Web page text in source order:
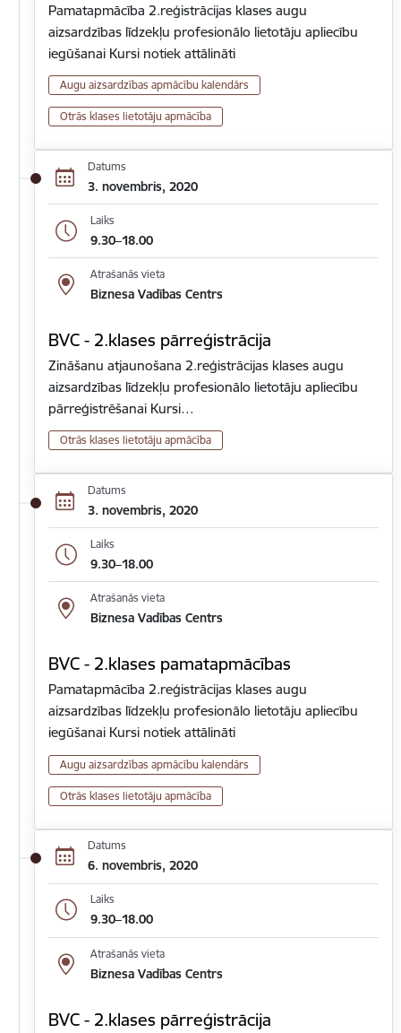
Pamatapmācība 2.reģistrācijas klases augu
aizsardzības līdzekļu profesionālo lietotāju apliecību
iegūšanai Kursi notiek attālināti
Augu aizsardzības apmācību kalendārs
Otrās klases lietotāju apmācība
Datums
3. novembris, 2020
Laiks
9.30–18.00
Atrašanās vieta
Biznesa Vadības Centrs
BVC - 2.klases pārreģistrācija
Zināšanu atjaunošana 2.reģistrācijas klases augu
aizsardzības līdzekļu profesionālo lietotāju apliecību
pārreģistrēšanai Kursi…
Otrās klases lietotāju apmācība
Datums
3. novembris, 2020
Laiks
9.30–18.00
Atrašanās vieta
Biznesa Vadības Centrs
BVC - 2.klases pamatapmācības
Pamatapmācība 2.reģistrācijas klases augu
aizsardzības līdzekļu profesionālo lietotāju apliecību
iegūšanai Kursi notiek attālināti
Augu aizsardzības apmācību kalendārs
Otrās klases lietotāju apmācība
Datums
6. novembris, 2020
Laiks
9.30–18.00
Atrašanās vieta
Biznesa Vadības Centrs
BVC - 2.klases pārreģistrācija